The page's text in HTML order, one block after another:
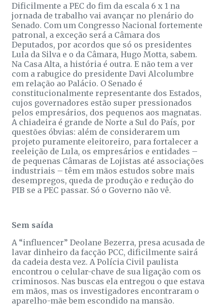
Dificilmente a PEC do fim da escala 6 x 1 na
jornada de trabalho vai avançar no plenário do
Senado. Com um Congresso Nacional fortemente
patronal, a exceção será a Câmara dos
Deputados, por acordos que só os presidentes
Lula da Silva e o da Câmara, Hugo Motta, sabem.
Na Casa Alta, a história é outra. E não tem a ver
com a rabugice do presidente Davi Alcolumbre
em relação ao Palácio. O Senado é
constitucionalmente representante dos Estados,
cujos governadores estão super pressionados
pelos empresários, dos pequenos aos magnatas.
A chiadeira é grande de Norte a Sul do País, por
questões óbvias: além de considerarem um
projeto puramente eleitoreiro, para fortalecer a
reeleição de Lula, os empresários e entidades –
de pequenas Câmaras de Lojistas até associações
industriais – têm em mãos estudos sobre mais
desempregos, queda de produção e redução do
PIB se a PEC passar. Só o Governo não vê.
Sem saída
A “influencer” Deolane Bezerra, presa acusada de
lavar dinheiro da facção PCC, dificilmente sairá
da cadeia desta vez. A Polícia Civil paulista
encontrou o celular-chave de sua ligação com os
criminosos. Nas buscas ela entregou o que estava
em mãos, mas os investigadores encontraram o
aparelho-mãe bem escondido na mansão.